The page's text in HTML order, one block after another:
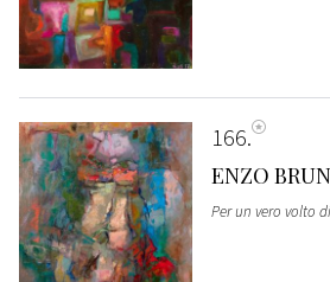
166
ENZO
Per un vero volto